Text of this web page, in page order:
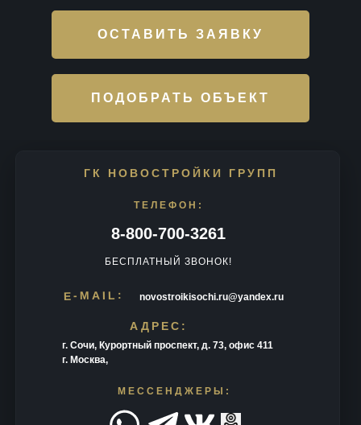
ОСТАВИТЬ ЗАЯВКУ
ПОДОБРАТЬ ОБЪЕКТ
8-800-700-3261
БЕСПЛАТНЫЙ ЗВОНОК!
ТЕЛЕФОН:
МЕССЕНДЖЕРЫ:
АДРЕС:
г. Сочи, Курортный проспект, д. 73, офис 411
г. Москва,
ГК НОВОСТРОЙКИ ГРУПП
novostroikisochi.ru@yandex.ru
E-MAIL: